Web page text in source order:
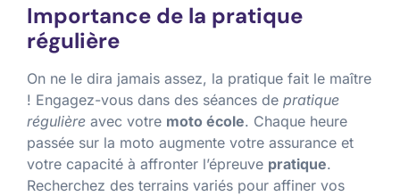
Importance de la pratique
régulière
On ne le dira jamais assez, la pratique fait le maître
! Engagez-vous dans des séances de pratique
régulière avec votre moto école. Chaque heure
passée sur la moto augmente votre assurance et
votre capacité à affronter l’épreuve pratique.
Recherchez des terrains variés pour affiner vos